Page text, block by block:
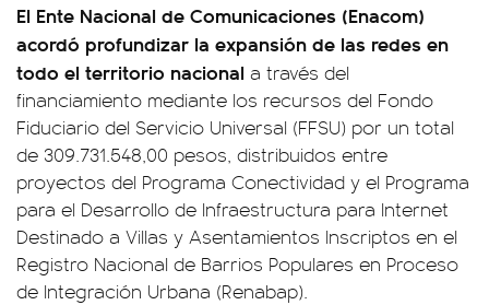
El Ente Nacional de Comunicaciones (Enacom)
acordó profundizar la expansión de las redes en
todo el territorio nacional a través del
financiamiento mediante los recursos del Fondo
Fiduciario del Servicio Universal (FFSU) por un total
de 309.731.548,00 pesos, distribuidos entre
proyectos del Programa Conectividad y el Programa
para el Desarrollo de Infraestructura para Internet
Destinado a Villas y Asentamientos Inscriptos en el
Registro Nacional de Barrios Populares en Proceso
de Integración Urbana (Renabap).